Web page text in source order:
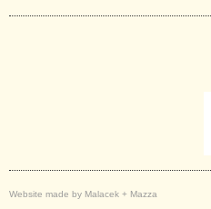
Website made by Malacek + Mazza